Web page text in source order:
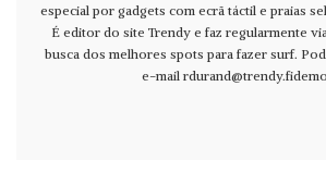
especial por gadgets com ecrã táctil e praias
É editor do site Trendy e faz regularmente
busca dos melhores spots para fazer surf.
e-mail